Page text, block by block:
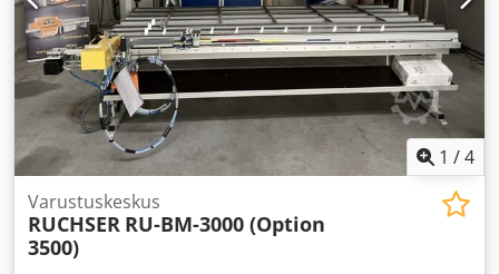
1 /4
Varustuskeskus
RUCHSER RU-BM-3000 (Option
3500)